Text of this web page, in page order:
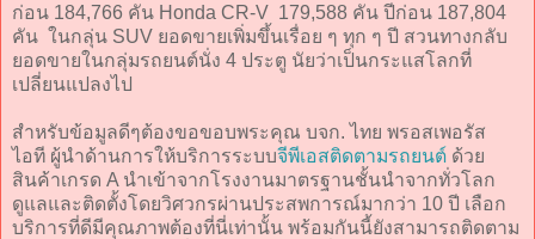
ก่อน 184,766 คัน Honda CR-V 179,588 คัน ปีก่อน 187,804
คัน ในกลุ่น SUV ยอดขายเพิ่มขึ้นเรื่อย ๆ ทุก ๆ ปี สวนทางกลับ
ยอดขายในกลุ่มรถยนต์นั่ง 4 ประตู นัยว่าเป็นกระแสโลกที่
เปลี่ยนแปลงไป
สำหรับข้อมูลดีๆต้องขอขอบพระคุณ บจก. ไทย พรอสเพอรัส
ไอที ผู้นำด้านการให้บริการระบบจีพีเอสติดตามรถยนต์ ด้วย
สินค้าเกรด A นำเข้าจากโรงงานมาตรฐานชั้นนำจากทั่วโลก
ดูแลและติดตั้งโดยวิศวกรผ่านประสพการณ์มากว่า 10 ปี เลือก
บริการที่ดีมีคุณภาพต้องที่นี่เท่านั้น พร้อมกันนี้ยังสามารถติดตาม